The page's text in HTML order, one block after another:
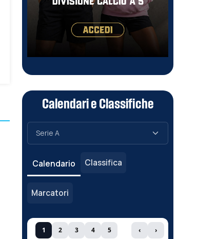
Calendari e Classifiche
Calendario Classifica
Marcatori
1 2 3 4 5 ‹ ›